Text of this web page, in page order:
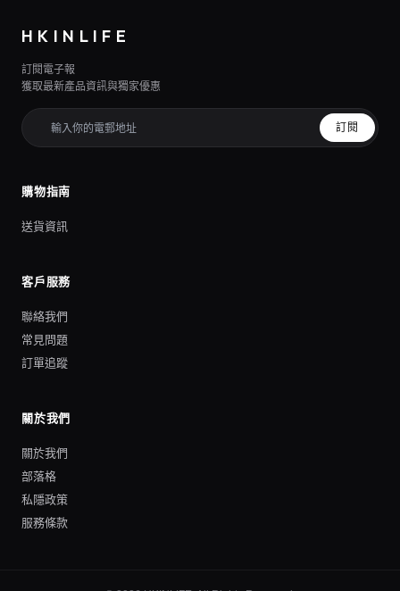
HKINLIFE
訂閱電子報
獲取最新產品資訊與獨家優惠
訂閱
購物指南
送貨資訊
客戶服務
聯絡我們
常見問題
訂單追蹤
關於我們
關於我們
部落格
私隱政策
服務條款